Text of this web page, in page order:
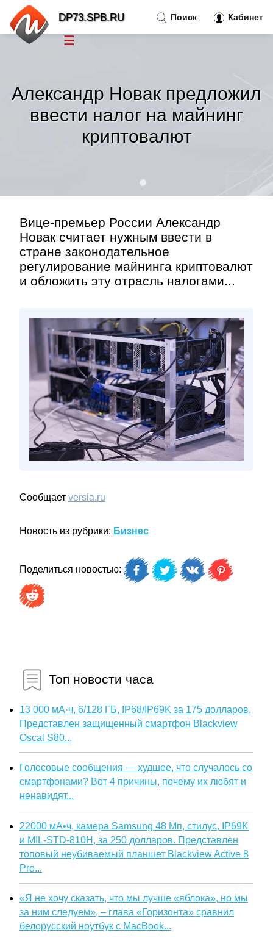
Александр Новак предложил
ввести налог на майнинг
криптовалют
Вице-премьер России Александр
Новак считает нужным ввести в
стране законодательное
регулирование майнинга криптовалют
и обложить эту отрасль налогами...
Сообщает versia.ru
Новость из рубрики: Бизнес
Поделиться новостью:
Топ новости часа
13 000 мА·ч, 6/128 ГБ, IP68/IP69K за 175 долларов.
Представлен защищенный смартфон Blackview
Oscal S80...
Голосовые сообщения — худшее, что случалось со
смартфонами? Вот 4 причины, почему их любят и
ненавидят...
22000 мА•ч, камера Samsung 48 Мп, стилус, IP69K
и MIL-STD-810H, за 250 долларов. Представлен
топовый неубиваемый планшет Blackview Active 8
Pro...
«Я не хочу сказать, что мы лучше «яблока», но мы
за ним следуем», – глава «Горизонта» сравнил
белорусский ноутбук с MacBook...
Поиск Кабинет
DP73.SPB.RU
☰
Тренды новостей»